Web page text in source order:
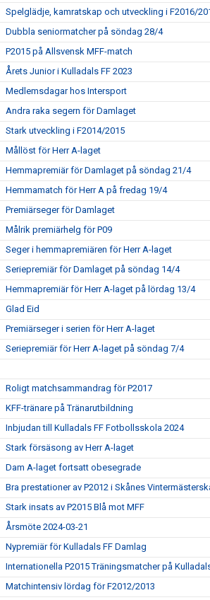
Spelglädje, kamratskap och utveckling i F2016/
Dubbla seniormatcher på söndag 28/4
P2015 på Allsvensk MFF-match
Årets Junior i Kulladals FF 2023
Medlemsdagar hos Intersport
Andra raka segern för Damlaget
Stark utveckling i F2014/2015
Mållöst för Herr A-laget
Hemmapremiär för Damlaget på söndag 21/4
Hemmamatch för Herr A på fredag 19/4
Premiärseger för Damlaget
Målrik premiärhelg för P09
Seger i hemmapremiären för Herr A-laget
Seriepremiär för Damlaget på söndag 14/4
Hemmapremiär för Herr A-laget på lördag 13/4
Glad Eid
Premiärseger i serien för Herr A-laget
Seriepremiär för Herr A-laget på söndag 7/4
Roligt matchsammandrag för P2017
KFF-tränare på Tränarutbildning
Inbjudan till Kulladals FF Fotbollsskola 2024
Stark försäsong av Herr A-laget
Dam A-laget fortsatt obesegrade
Bra prestationer av P2012 i Skånes
Stark insats av P2015 Blå mot MFF
Årsmöte 2024-03-21
Nypremiär för Kulladals FF Damlag
Internationella P2015 Träningsmatcher på
Matchintensiv lördag för F2012/2013